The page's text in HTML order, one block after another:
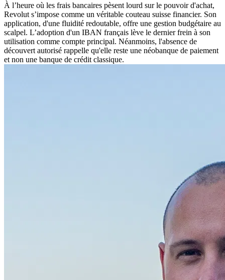
À l’heure où les frais bancaires pèsent lourd sur le pouvoir d'achat,
Revolut s’impose comme un véritable couteau suisse financier. Son
application, d'une fluidité redoutable, offre une gestion budgétaire au
scalpel. L’adoption d'un IBAN français lève le dernier frein à son
utilisation comme compte principal. Néanmoins, l'absence de
découvert autorisé rappelle qu'elle reste une néobanque de paiement
et non une banque de crédit classique.